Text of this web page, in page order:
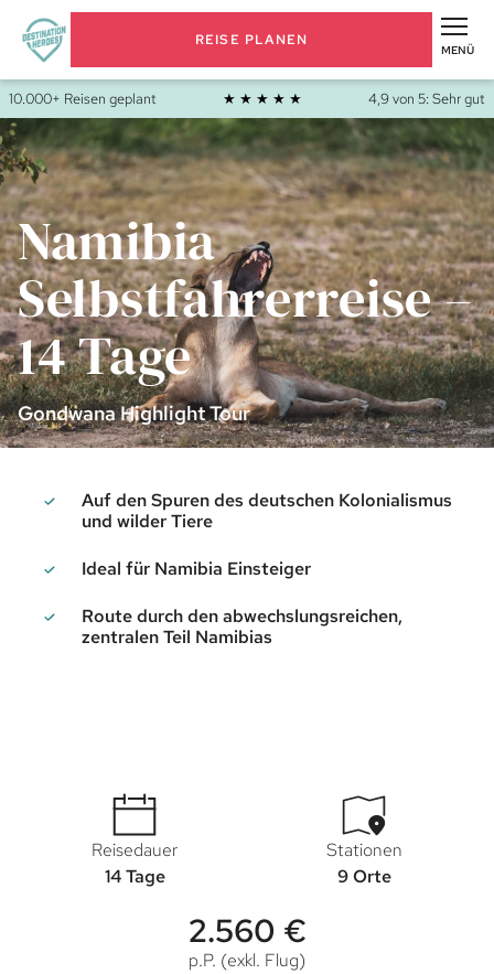
MENÜ
REISE PLANEN
10.000+ Reisen geplant ★ ★ ★ ★ ★ 4,9 von 5: Sehr gut
Namibia
Selbstfahrerreise –
14 Tage
Gondwana Highlight Tour
Auf den Spuren des deutschen Kolonialismus
und wilder Tiere
Ideal für Namibia Einsteiger
Route durch den abwechslungsreichen,
zentralen Teil Namibias
Reisedauer
14 Tage
Stationen
9 Orte
2.560 €
p.P. (exkl. Flug)